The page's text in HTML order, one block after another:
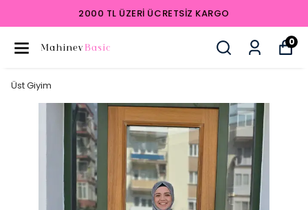
2000 TL ÜZERI ÜCRETSIZ KARGO
0
Üst Giyim